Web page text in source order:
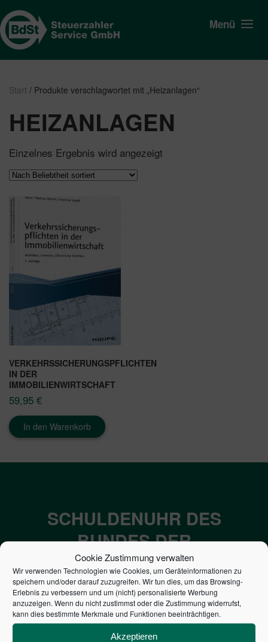
Cookie Zustimmung verwalten
Wir verwenden Technologien wie Cookies, um Geräteinformationen zu
speichern und/oder darauf zuzugreifen. Wir tun dies, um das Browsing-
Erlebnis zu verbessern und um (nicht) personalisierte Werbung
anzuzeigen. Wenn du nicht zustimmst oder die Zustimmung widerrufst,
kann dies bestimmte Merkmale und Funktionen beeinträchtigen.
Akzeptieren
Menü
Start / Produkte verschlagwortet mit „Heizanlagen“
HEIZANLAGEN
Einzelnes Ergebnis wird angezeigt
VERKEHRSSICHERUNGSPFLICHTEN
IN DER
IMMOBILIENWIRTSCHAFT
59,95 €
In den Warenkorb
SCHULDENUHR DES
BUNDES DER
STEUERZAHLER
7,052€
NEUVERSCHULDUNG
PRO SEKUNDE